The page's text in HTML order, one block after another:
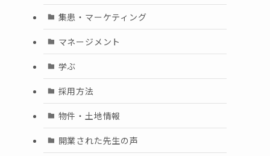
集患・マーケティング
マネージメント
学ぶ
採用方法
物件・土地情報
開業された先生の声